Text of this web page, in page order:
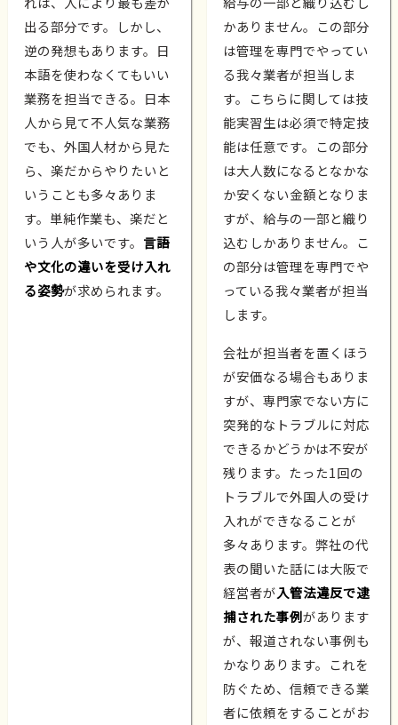
出る部分です。しかし、
逆の発想もあります。日
本語を使わなくてもいい
業務を担当できる。日本
人から見て不人気な業務
でも、外国人材から見た
ら、楽だからやりたいと
いうことも多々ありま
す。単純作業も、楽だと
いう人が多いです。 言語
や文化の違いを受け入れ
る姿勢が求められます。
かありません。この部分
は管理を専門でやってい
る我々業者が担当しま
す。こちらに関しては技
能実習生は必須で特定技
能は任意です。この部分
は大人数になるとなかな
か安くない金額となりま
すが、給与の一部と織り
込むしかありません。こ
の部分は管理を専門でや
っている我々業者が担当
します。
会社が担当者を置くほう
が安価なる場合もありま
すが、専門家でない方に
突発的なトラブルに対応
できるかどうかは不安が
残ります。たった1回の
トラブルで外国人の受け
入れができなることが
多々あります。弊社の代
表の聞いた話には大阪で
経営者が入管法違反で逮
捕された事例があります
が、報道されない事例も
かなりあります。これを
防ぐため、信頼できる業
者に依頼をすることがお